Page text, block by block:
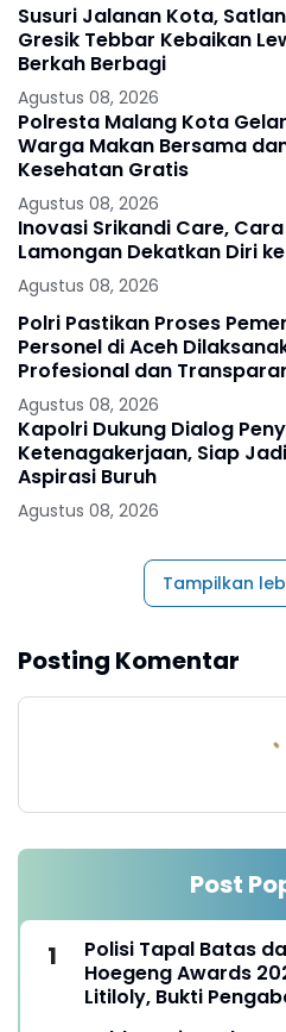
Susuri Jalanan Kota,
Gresik Tebbar Kebaikan
Berkah Berbagi
Agustus 08, 2026
Polresta Malang Kota
Warga Makan Bersama
Kesehatan Gratis
Agustus 08, 2026
Inovasi Srikandi Care,
Lamongan Dekatkan Diri
Agustus 08, 2026
Polri Pastikan Proses
Personel di Aceh
Profesional dan
Agustus 08, 2026
Kapolri Dukung Dialog
Ketenagakerjaan, Siap
Aspirasi Buruh
Agustus 08, 2026
Tampilkan
Posting Komentar
Post
Polisi Tapal Batas
Hoegeng Awards
Litiloly, Bukti